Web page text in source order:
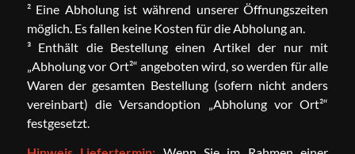
² Eine Abholung ist während unserer Öffnungszeiten
möglich. Es fallen keine Kosten für die Abholung an.
³ Enthält die Bestellung einen Artikel der nur mit
„Abholung vor Ort²“ angeboten wird, so werden für alle
Waren der gesamten Bestellung (sofern nicht anders
vereinbart) die Versandoption „Abholung vor Ort²“
festgesetzt.